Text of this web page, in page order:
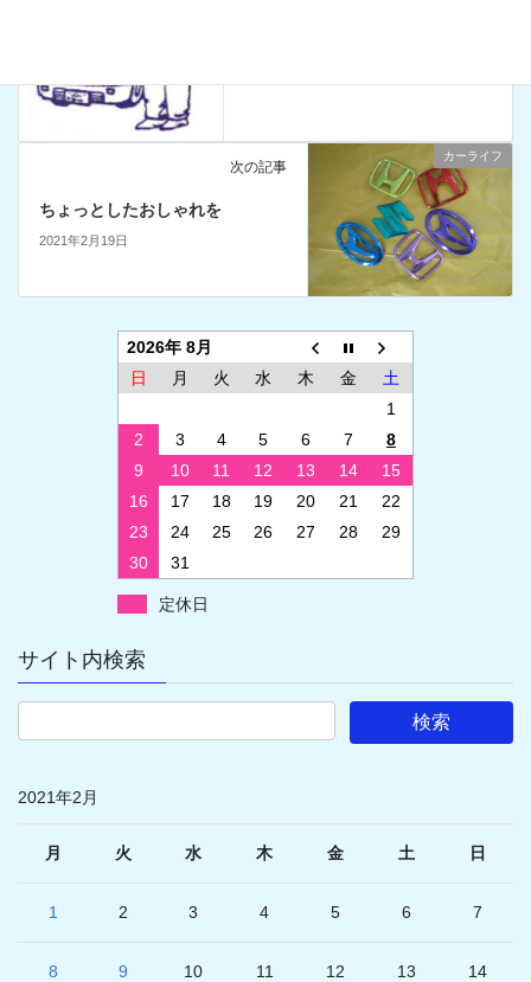
カーライフ
次の記事
ちょっとしたおしゃれを
2021年2月19日
2026年 8月
日
月 火 水 木 金
土
1
2
3 4 5 6 7
8
9
10 11 12 13 14
15
16
17 18 19 20 21
22
23
24 25 26 27 28
29
30
31
定休日
サイト内検索
2021年2月
月 火 水 木 金 土 日
1 2 3 4 5 6 7
8 9 10 11 12 13 14